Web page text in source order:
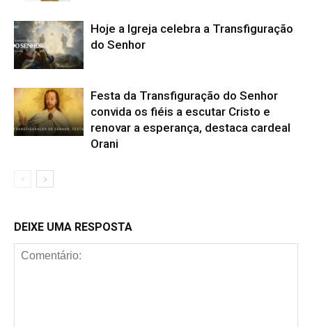
Hoje a Igreja celebra a Transfiguração
do Senhor
Festa da Transfiguração do Senhor
convida os fiéis a escutar Cristo e
renovar a esperança, destaca cardeal
Orani
DEIXE UMA RESPOSTA